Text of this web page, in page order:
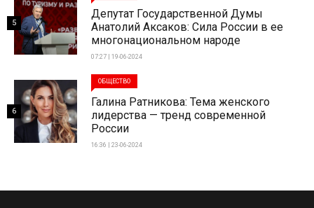
Депутат Государственной Думы
Анатолий Аксаков: Сила России в ее
многонациональном народе
07:27 | 19-06-2024
5
ОБЩЕСТВО
Галина Ратникова: Тема женского
лидерства — тренд современной
России
16:36 | 23-06-2024
6